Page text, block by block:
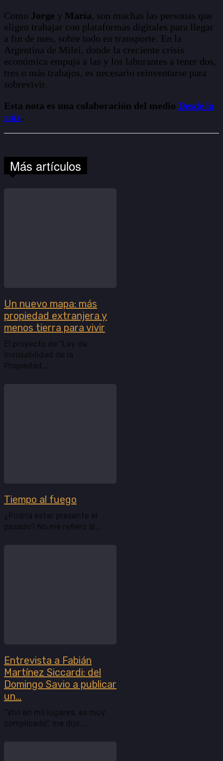
Como Jorge y María, son muchas las personas que
eligen trabajar con plataformas digitales para llegar
a fin de mes, sobre todo en transporte. En la
Argentina de Milei, donde la creciente crisis
económica empuja a las y los laburantes a tener dos,
tres o más trabajos, es necesario reinventarse para
sobrevivir.
Esta nota es una colaboración del medio Desde la
raíz.
Más artículos
Un nuevo mapa: más
propiedad extranjera y
menos tierra para vivir
El proyecto de "Ley de
Inviolabilidad de la
Propiedad...
Tiempo al fuego
¿Podría estar presente el
pasado? No me refiero al...
Entrevista a Fabián
Martínez Siccardi: del
Domingo Savio a publicar
un...
“Viví en mil lugares, es muy
complicado”, me dijo...